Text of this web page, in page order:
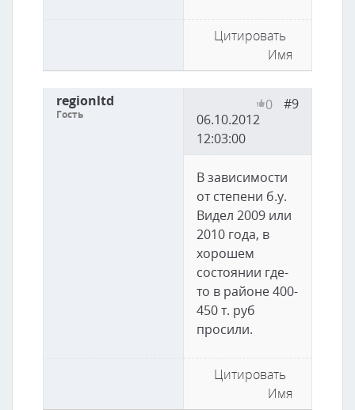
Цитировать
Имя
regionltd
Гость
#9
0
06.10.2012
12:03:00
В зависимости
от степени б.у.
Видел 2009 или
2010 года, в
хорошем
состоянии где-
то в районе 400-
450 т. руб
просили.
Цитировать
Имя